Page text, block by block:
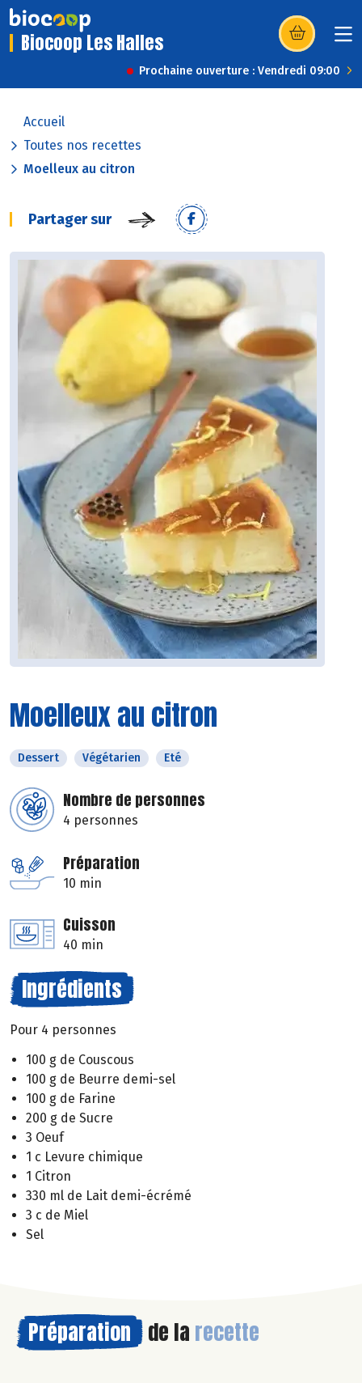
Biocoop Les Halles (s’ouvre dans
Prochaine ouverture : Vendredi 09:00
Accueil
Toutes nos recettes
Moelleux au citron
Partager sur
Moelleux au citron
Dessert Végétarien Eté
Nombre de personnes
4 personnes
Préparation
10 min
Cuisson
40 min
Ingrédients
Pour 4 personnes
100 g de Couscous
100 g de Beurre demi-sel
100 g de Farine
200 g de Sucre
3 Oeuf
1 c Levure chimique
1 Citron
330 ml de Lait demi-écrémé
3 c de Miel
Sel
Préparation de la recette